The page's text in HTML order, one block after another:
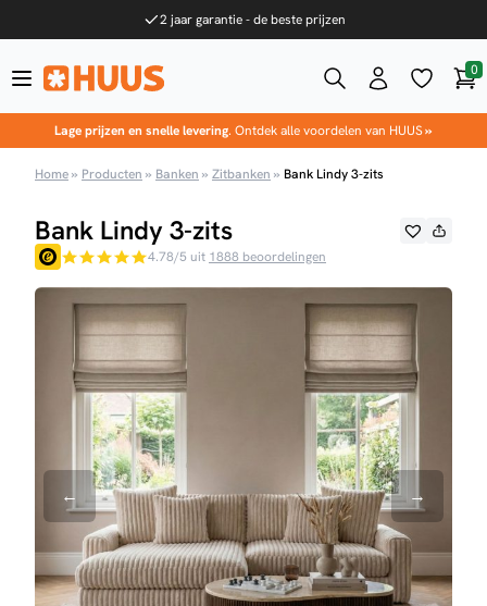
2 jaar garantie - de beste prijzen
0
Lage prijzen en snelle levering. Ontdek alle voordelen van HUUS»
Home» Producten » Banken » Zitbanken » Bank Lindy 3-zits
Bank Lindy 3-zits
4.78/5 uit 1888 beoordelingen